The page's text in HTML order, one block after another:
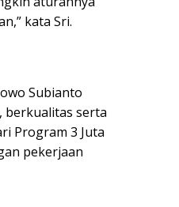
kata Sri.
Subianto
berkualitas serta
Program 3 Juta
pekerjaan